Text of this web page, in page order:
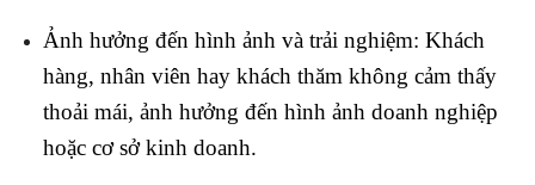
Ảnh hưởng đến hình ảnh và trải nghiệm: Khách
hàng, nhân viên hay khách thăm không cảm thấy
thoải mái, ảnh hưởng đến hình ảnh doanh nghiệp
hoặc cơ sở kinh doanh.